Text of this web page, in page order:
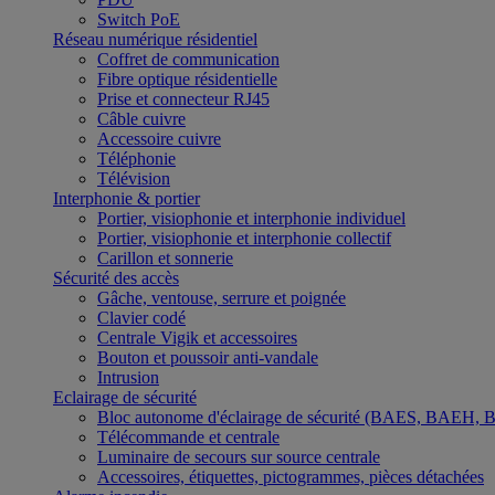
Switch PoE
Réseau numérique résidentiel
Coffret de communication
Fibre optique résidentielle
Prise et connecteur RJ45
Câble cuivre
Accessoire cuivre
Téléphonie
Télévision
Interphonie & portier
Portier, visiophonie et interphonie individuel
Portier, visiophonie et interphonie collectif
Carillon et sonnerie
Sécurité des accès
Gâche, ventouse, serrure et poignée
Clavier codé
Centrale Vigik et accessoires
Bouton et poussoir anti-vandale
Intrusion
Eclairage de sécurité
Bloc autonome d'éclairage de sécurité (BAES,
Télécommande et centrale
Luminaire de secours sur source centrale
Accessoires, étiquettes, pictogrammes, pièces détachées